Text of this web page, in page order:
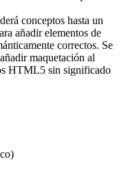
conceptos hasta un
añadir elementos de
correctos. Se
maquetación al
HTML5 sin significado